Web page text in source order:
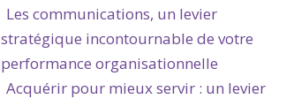
Les communications, un levier
stratégique incontournable de votre
performance organisationnelle
Acquérir pour mieux servir : un levier